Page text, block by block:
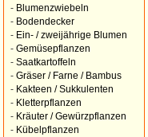
- Blumenzwiebeln
- Bodendecker
- Ein- / zweijährige Blumen
- Gemüsepflanzen
- Saatkartoffeln
- Gräser / Farne / Bambus
- Kakteen / Sukkulenten
- Kletterpflanzen
- Kräuter / Gewürzpflanzen
- Kübelpflanzen